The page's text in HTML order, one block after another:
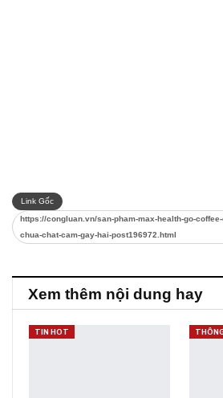
Link Gốc
https://congluan.vn/san-pham-max-health-go-
chua-chat-cam-gay-hai-post196972.html
Xem thêm nội dung hay
TIN HOT